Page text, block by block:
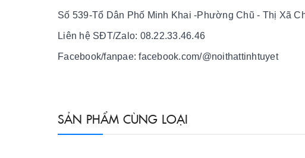
Số 539-Tổ Dân Phố Minh Khai -Phường Chũ - Thị Xã
Liên hệ SĐT/Zalo: 08.22.33.46.46
Facebook/fanpae: facebook.com/@noithattinhtuyet
SẢN PHẨM CÙNG LOẠI